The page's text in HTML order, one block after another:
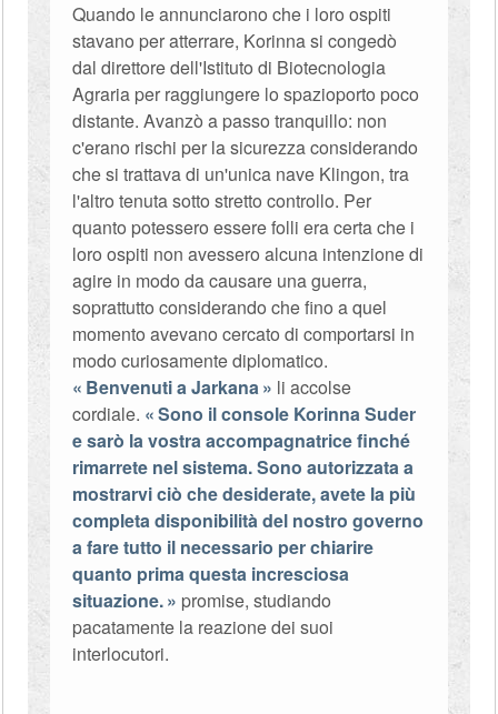
Quando le annunciarono che i loro ospiti
stavano per atterrare, Korinna si congedò
dal direttore dell'Istituto di Biotecnologia
Agraria per raggiungere lo spazioporto poco
distante. Avanzò a passo tranquillo: non
c'erano rischi per la sicurezza considerando
che si trattava di un'unica nave Klingon, tra
l'altro tenuta sotto stretto controllo. Per
quanto potessero essere folli era certa che i
loro ospiti non avessero alcuna intenzione di
agire in modo da causare una guerra,
soprattutto considerando che fino a quel
momento avevano cercato di comportarsi in
modo curiosamente diplomatico.
Benvenuti a Jarkana
li accolse
cordiale.
Sono il console Korinna Suder
e sarò la vostra accompagnatrice finché
rimarrete nel sistema. Sono autorizzata a
mostrarvi ciò che desiderate, avete la più
completa disponibilità del nostro governo
a fare tutto il necessario per chiarire
quanto prima questa incresciosa
situazione.
promise, studiando
pacatamente la reazione dei suoi
interlocutori.